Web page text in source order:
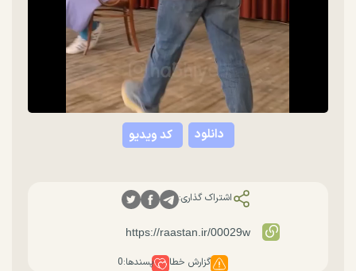
کد ویدیو دانلود
اشتراک گذاری:
گزارش خطا پسندها:0